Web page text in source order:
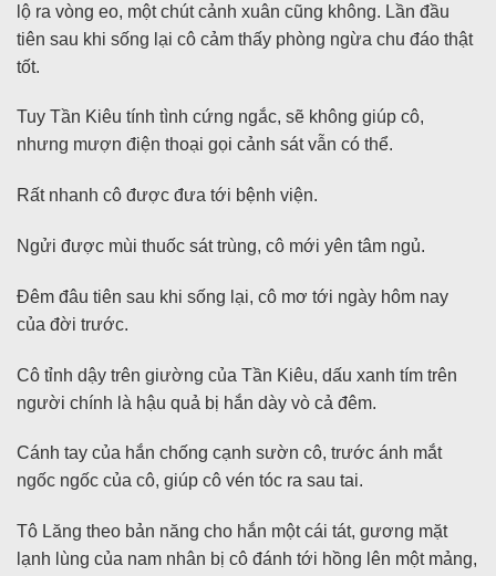
lộ ra vòng eo, một chút cảnh xuân cũng không. Lần đầu
tiên sau khi sống lại cô cảm thấy phòng ngừa chu đáo thật
tốt.
Tuy Tần Kiêu tính tình cứng ngắc, sẽ không giúp cô,
nhưng mượn điện thoại gọi cảnh sát vẫn có thể.
Rất nhanh cô được đưa tới bệnh viện.
Ngửi được mùi thuốc sát trùng, cô mới yên tâm ngủ.
Đêm đâu tiên sau khi sống lại, cô mơ tới ngày hôm nay
của đời trước.
Cô tỉnh dậy trên giường của Tần Kiêu, dấu xanh tím trên
người chính là hậu quả bị hắn dày vò cả đêm.
Cánh tay của hắn chống cạnh sườn cô, trước ánh mắt
ngốc ngốc của cô, giúp cô vén tóc ra sau tai.
Tô Lăng theo bản năng cho hắn một cái tát, gương mặt
lạnh lùng của nam nhân bị cô đánh tới hồng lên một mảng,